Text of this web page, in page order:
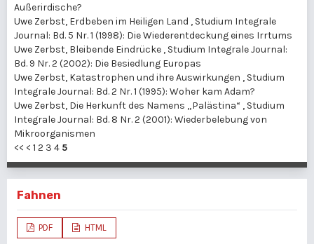
Außerirdische?
Uwe Zerbst, Erdbeben im Heiligen Land , Studium Integrale
Journal: Bd. 5 Nr. 1 (1998): Die Wiederentdeckung eines Irrtums
Uwe Zerbst, Bleibende Eindrücke , Studium Integrale Journal:
Bd. 9 Nr. 2 (2002): Die Besiedlung Europas
Uwe Zerbst, Katastrophen und ihre Auswirkungen , Studium
Integrale Journal: Bd. 2 Nr. 1 (1995): Woher kam Adam?
Uwe Zerbst, Die Herkunft des Namens „Palästina“ , Studium
Integrale Journal: Bd. 8 Nr. 2 (2001): Wiederbelebung von
Mikroorganismen
<< < 1 2 3 4 5
Fahnen
PDF HTML